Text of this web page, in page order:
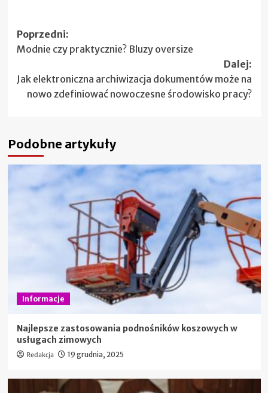
Zobacz
wpisy
Poprzedni:
Modnie czy praktycznie? Bluzy oversize
Dalej:
Jak elektroniczna archiwizacja dokumentów może na
nowo zdefiniować nowoczesne środowisko pracy?
Podobne artykuły
Informacje
Najlepsze zastosowania podnośników koszowych w
usługach zimowych
Redakcja 19 grudnia, 2025